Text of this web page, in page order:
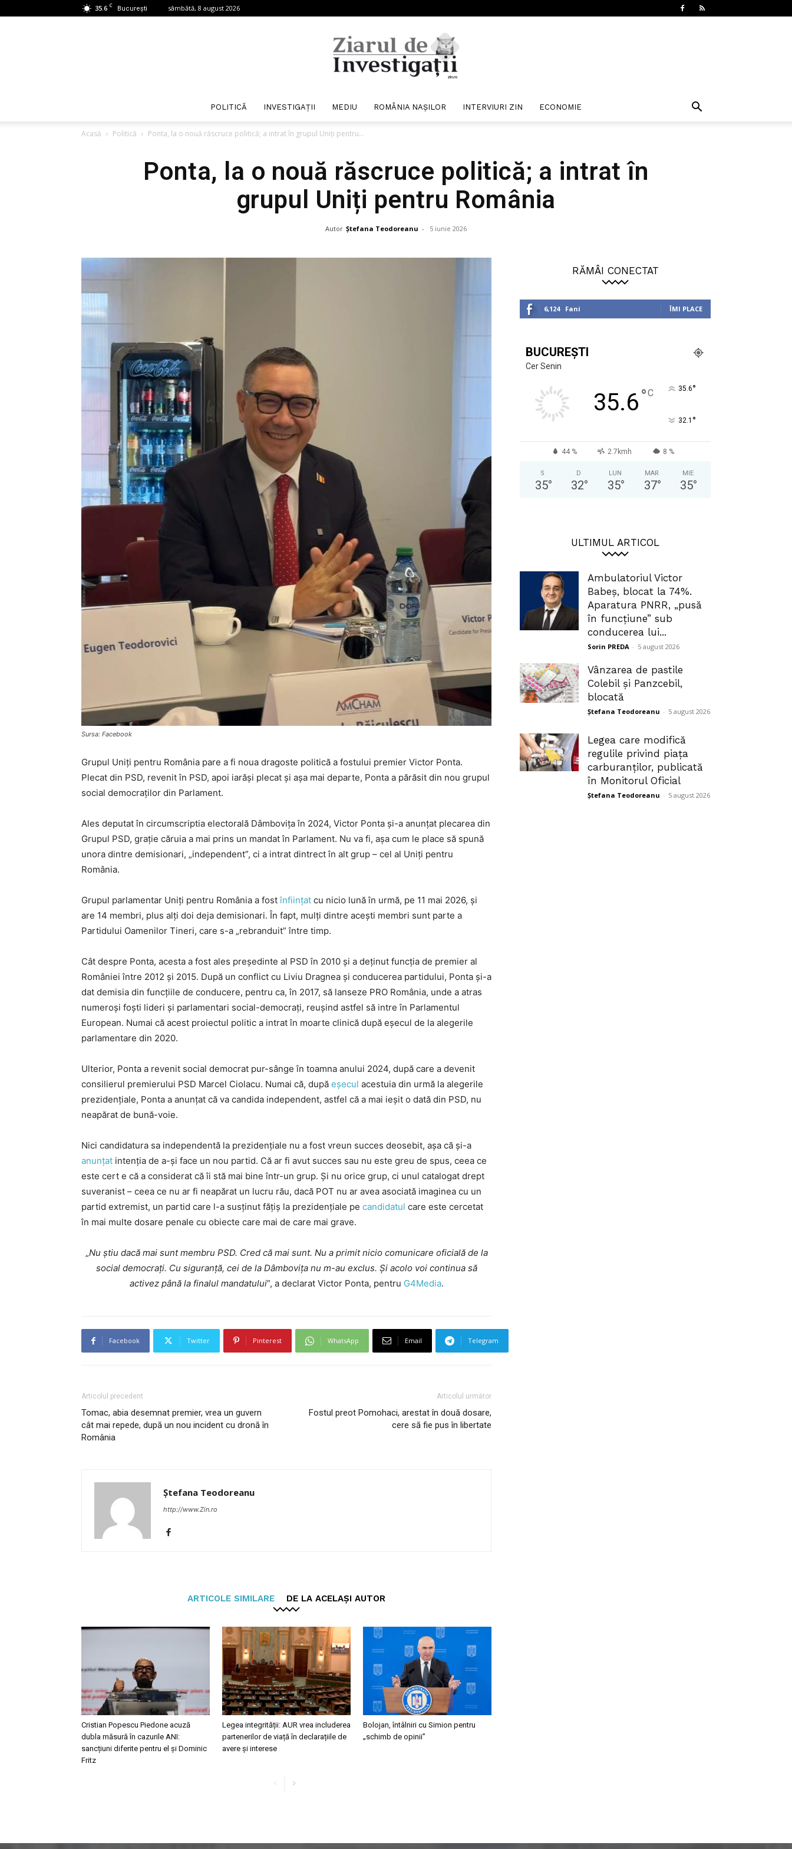
35.6 C București sâmbătă, 8 august 2026
de
POLITICĂ INVESTIGAȚII MEDIU ROMÂNIA NAȘILOR INTERVIURI ZIN ECONOMIE
Acasă Politică Ponta, la o nouă răscruce politică; a intrat în grupul Uniți pentru...
Ponta, la o nouă răscruce politică; a intrat în
grupul Uniți pentru România
Autor Ștefana Teodoreanu - 5 iunie 2026
Sursa: Facebook
Grupul Uniți pentru România pare a fi noua dragoste politică a fostului premier Victor Ponta.
Plecat din PSD, revenit în PSD, apoi iarăși plecat și așa mai departe, Ponta a părăsit din nou grupul
social democraților din Parlament.
Ales deputat în circumscriptia electorală Dâmbovița în 2024, Victor Ponta și-a anunțat plecarea din
Grupul PSD, grație căruia a mai prins un mandat în Parlament. Nu va fi, așa cum le place să spună
unora dintre demisionari, „independent”, ci a intrat dintrect în alt grup – cel al Uniți pentru
România.
Grupul parlamentar Uniţi pentru România a fostînființat cu nicio lună în urmă, pe 11 mai 2026, și
are 14 membri, plus alți doi deja demisionari. În fapt, mulți dintre acești membri sunt parte a
Partidului Oamenilor Tineri, care s-a „rebranduit” între timp.
Cât despre Ponta, acesta a fost ales președinte al PSD în 2010 și a deținut funcția de premier al
României între 2012 și 2015. După un conflict cu Liviu Dragnea și conducerea partidului, Ponta și-a
dat demisia din funcțiile de conducere, pentru ca, în 2017, să lanseze PRO România, unde a atras
numeroși foști lideri și parlamentari social-democrați, reușind astfel să intre în Parlamentul
European. Numai că acest proiectul politic a intrat în moarte clinică după eșecul de la alegerile
parlamentare din 2020.
Ulterior, Ponta a revenit social democrat pur-sânge în toamna anului 2024, după care a devenit
consilierul premierului PSD Marcel Ciolacu. Numai că, după eșecul acestuia din urmă la alegerile
prezidențiale, Ponta a anunțat că va candida independent, astfel că a mai ieșit o dată din PSD, nu
neapărat de bună-voie.
Nici candidatura sa independentă la prezidențiale nu a fost vreun succes deosebit, așa că și-a
anunțat intenția de a-și face un nou partid. Că ar fi avut succes sau nu este greu de spus, ceea ce
este cert e că a considerat că îi stă mai bine într-un grup. Și nu orice grup, ci unul catalogat drept
suveranist – ceea ce nu ar fi neapărat un lucru rău, dacă POT nu ar avea asociată imaginea cu un
partid extremist, un partid care l-a susținut fățiș la prezidențiale pe candidatul care este cercetat
în mai multe dosare penale cu obiecte care mai de care mai grave.
„Nu știu dacă mai sunt membru PSD. Cred că mai sunt. Nu a primit nicio comunicare oficială de la
social democrați. Cu siguranță, cei de la Dâmbovița nu m-au exclus. Și acolo voi continua să
activez până la finalul mandatului”, a declarat Victor Ponta, pentru G4Media.
Facebook Twitter Pinterest WhatsApp Email Telegram
Articolul precedent
Tomac, abia desemnat premier, vrea un guvern
cât mai repede, după un nou incident cu dronă în
România
Articolul următor
Fostul preot Pomohaci, arestat în două dosare,
cere să fie pus în libertate
Ștefana Teodoreanu
http://www.Zin.ro
ARTICOLE SIMILARE DE LA ACELAȘI AUTOR
Cristian Popescu Piedone acuză
dubla măsură în cazurile ANI:
sancțiuni diferite pentru el și Dominic
Fritz
Legea integrității: AUR vrea includerea
partenerilor de viață în declarațiile de
avere și interese
Bolojan, întâlniri cu Simion pentru
„schimb de opinii”
RĂMÂI CONECTAT
6,124 Fani ÎMI PLACE
BUCUREȘTI
Cer Senin
35.6°C 35.6°
32.1 °
44 % 2.7kmh 8 %
S
35°
D
32°
LUN
35°
MAR
37°
MIE
35°
ULTIMUL ARTICOL
Ambulatoriul Victor
Babeș, blocat la 74%.
Aparatura PNRR, „pusă
în funcțiune” sub
conducerea lui...
Sorin PREDA - 5 august 2026
Vânzarea de pastile
Colebil și Panzcebil,
blocată
Ștefana Teodoreanu - 5 august 2026
Legea care modifică
regulile privind piața
carburanților, publicată
în Monitorul Oficial
Ștefana Teodoreanu - 5 august 2026